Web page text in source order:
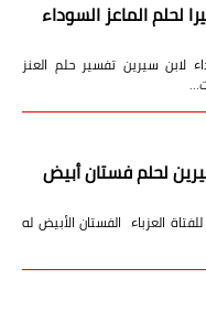
أهم 20 تفسيرا لحلم الماعز السوداء
السوداء لابن سيرين تفسير حلم العنز
ت…
لحلم فستان أبيض
العزباء الفستان الأبيض له